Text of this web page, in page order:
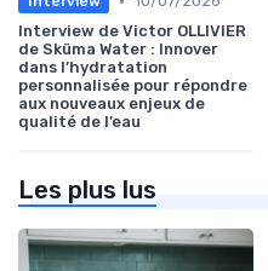
Interview de Victor OLLIVIER
de Sküma Water : Innover
dans l’hydratation
personnalisée pour répondre
aux nouveaux enjeux de
qualité de l’eau
Les plus lus